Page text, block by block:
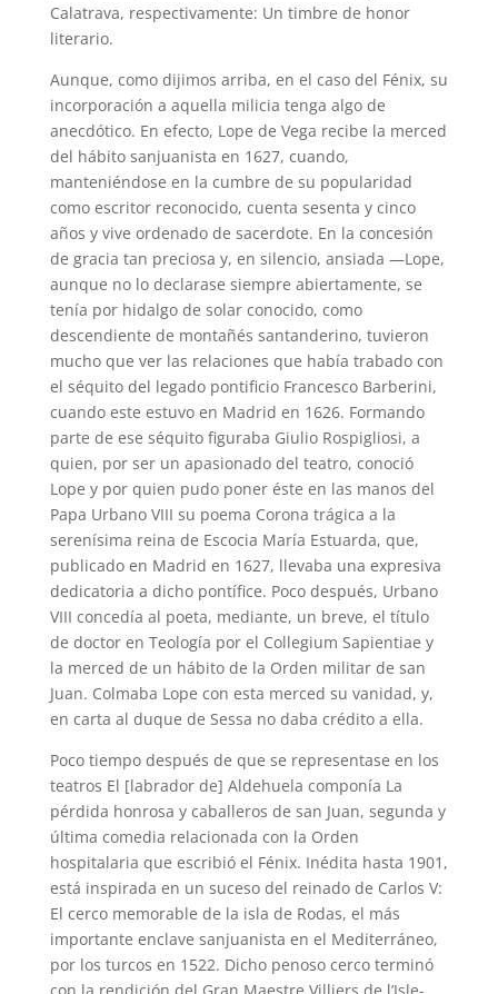
Calatrava, respectivamente: Un timbre de honor
literario.
Aunque, como dijimos arriba, en el caso del Fénix, su
incorporación a aquella milicia tenga algo de
anecdótico. En efecto, Lope de Vega recibe la merced
del hábito sanjuanista en 1627, cuando,
manteniéndose en la cumbre de su popularidad
como escritor reconocido, cuenta sesenta y cinco
años y vive ordenado de sacerdote. En la concesión
de gracia tan preciosa y, en silencio, ansiada —Lope,
aunque no lo declarase siempre abiertamente, se
tenía por hidalgo de solar conocido, como
descendiente de montañés santanderino, tuvieron
mucho que ver las relaciones que había trabado con
el séquito del legado pontificio Francesco Barberini,
cuando este estuvo en Madrid en 1626. Formando
parte de ese séquito figuraba Giulio Rospigliosi, a
quien, por ser un apasionado del teatro, conoció
Lope y por quien pudo poner éste en las manos del
Papa Urbano VIII su poema Corona trágica a la
serenísima reina de Escocia María Estuarda, que,
publicado en Madrid en 1627, llevaba una expresiva
dedicatoria a dicho pontífice. Poco después, Urbano
VIII concedía al poeta, mediante, un breve, el título
de doctor en Teología por el Collegium Sapientiae y
la merced de un hábito de la Orden militar de san
Juan. Colmaba Lope con esta merced su vanidad, y,
en carta al duque de Sessa no daba crédito a ella.
Poco tiempo después de que se representase en los
teatros El [labrador de] Aldehuela componía La
pérdida honrosa y caballeros de san Juan, segunda y
última comedia relacionada con la Orden
hospitalaria que escribió el Fénix. Inédita hasta 1901,
está inspirada en un suceso del reinado de Carlos V:
El cerco memorable de la isla de Rodas, el más
importante enclave sanjuanista en el Mediterráneo,
por los turcos en 1522. Dicho penoso cerco terminó